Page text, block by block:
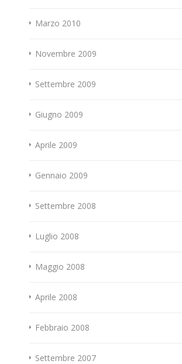
Marzo 2010
Novembre 2009
Settembre 2009
Giugno 2009
Aprile 2009
Gennaio 2009
Settembre 2008
Luglio 2008
Maggio 2008
Aprile 2008
Febbraio 2008
Settembre 2007